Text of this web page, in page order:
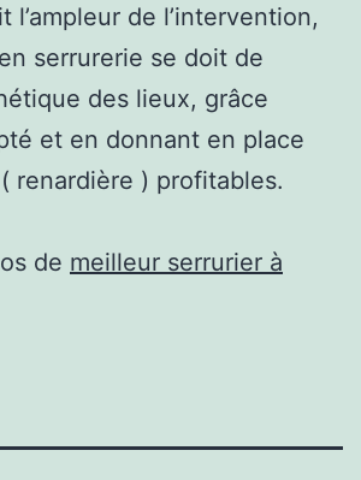
l’ampleur de l’intervention,
serrurerie se doit de
des lieux, grâce
et en donnant en place
renardière ) profitables.
de meilleur serrurier à